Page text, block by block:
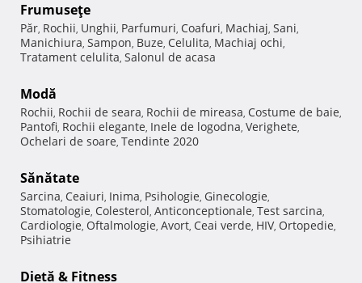
Frumuseţe
Păr, Rochii, Unghii, Parfumuri, Coafuri, Machiaj, Sani,
Manichiura, Sampon, Buze, Celulita, Machiaj ochi,
Tratament celulita, Salonul de acasa
Modă
Rochii, Rochii de seara, Rochii de mireasa, Costume de baie,
Pantofi, Rochii elegante, Inele de logodna, Verighete,
Ochelari de soare, Tendinte 2020
Sănătate
Sarcina, Ceaiuri, Inima, Psihologie, Ginecologie,
Stomatologie, Colesterol, Anticonceptionale, Test sarcina,
Cardiologie, Oftalmologie, Avort, Ceai verde, HIV, Ortopedie,
Psihiatrie
Dietă & Fitness